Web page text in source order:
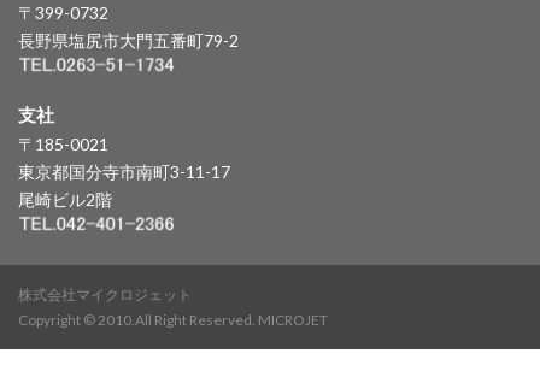
〒399-0732
長野県塩尻市大門五番町79-2
支社
〒185-0021
東京都国分寺市南町3-11-17
尾崎ビル2階
株式会社マイクロジェット
Copyright © 2010.All Right Reserved. MICROJET